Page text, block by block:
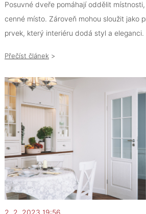
Posuvné dveře pomáhají oddělit
cenné místo. Zároveň mohou sloužit jako
prvek, který interiéru dodá styl a eleganci.
Přečíst článek >